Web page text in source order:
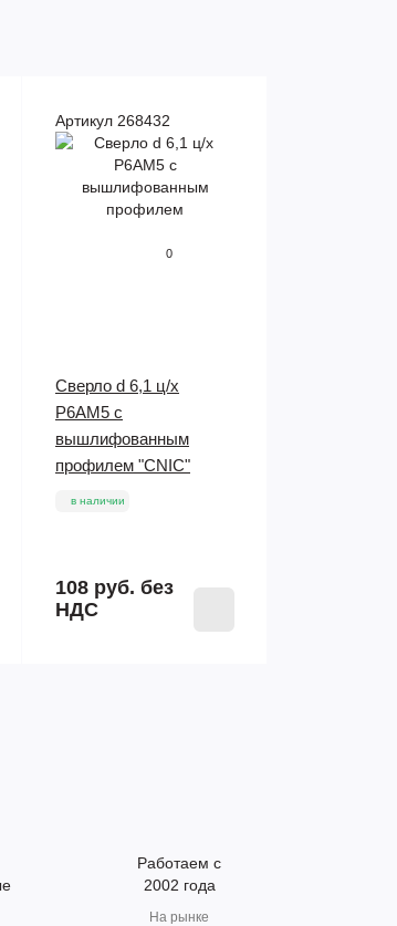
Артикул 268432
0
Сверло d 6,1 ц/х
Р6АМ5 с
вышлифованным
профилем "CNIC"
в наличии
108 руб. без
НДС
Работаем с
2002 года
На рынке